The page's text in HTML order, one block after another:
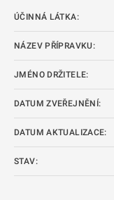
ÚČINNÁ LÁTKA:
NÁZEV PŘÍPRAVKU:
JMÉNO DRŽITELE:
DATUM ZVEŘEJNĚNÍ:
DATUM AKTUALIZACE:
STAV: